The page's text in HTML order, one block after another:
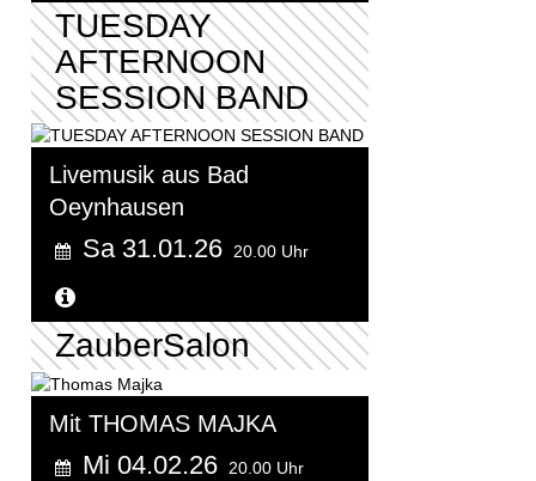
TUESDAY
AFTERNOON
SESSION BAND
Livemusik aus Bad
Oeynhausen
Sa 31.01.26 20.00 Uhr
ZauberSalon
Mit THOMAS MAJKA
Mi 04.02.26 20.00 Uhr